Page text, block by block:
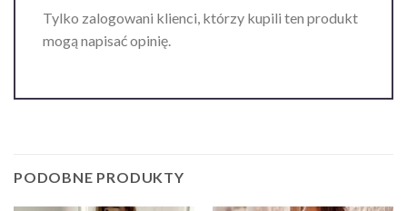
Tylko zalogowani klienci, którzy kupili ten produkt
mogą napisać opinię.
PODOBNE PRODUKTY